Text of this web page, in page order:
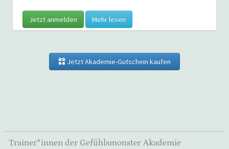
Jetzt anmelden Mehr lesen
Jetzt Akademie-Gutschein kaufen
Trainer*innen der Gefühlsmonster Akademie